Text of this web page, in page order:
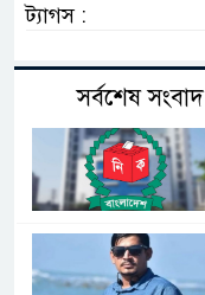
ট্যাগস :
সর্বশেষ সংবাদ